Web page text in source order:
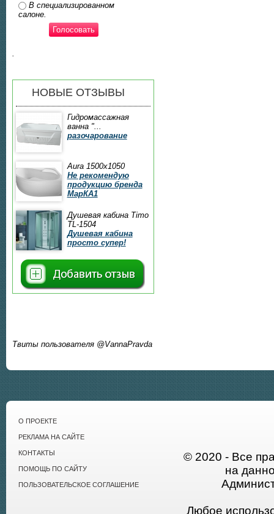
В специализированном
салоне.
НОВЫЕ ОТЗЫВЫ
Гидромассажная
ванна "...
разочарование
Aura 1500x1050
Не рекомендую
продукцию бренда
МарКА1
Душевая кабина Timo
TL-1504
Душевая кабина
просто супер!
Твиты пользователя @VannaPravda
О ПРОЕКТЕ
РЕКЛАМА НА САЙТЕ
КОНТАКТЫ
ПОМОЩЬ ПО САЙТУ
ПОЛЬЗОВАТЕЛЬСКОЕ СОГЛАШЕНИЕ
© 2020 - Все
на
Любое